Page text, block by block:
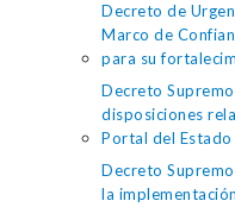
Decreto de
Marco de
para su
Decreto
disposiciones
Portal del Estado
Decreto
la